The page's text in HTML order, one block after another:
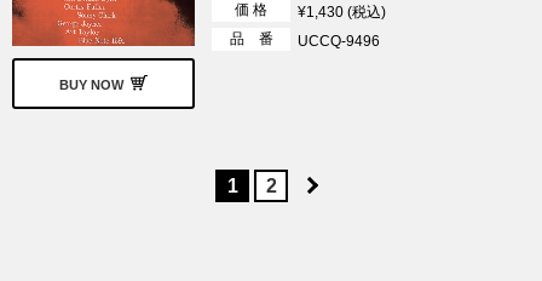
BUY NOW
価 格
¥1,430 (税込)
品 番
UCCQ-9496
1 2